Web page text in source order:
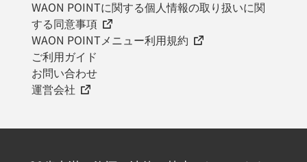
WAON POINTに関する個人情報の取り扱いに関
する同意事項
WAON POINTメニュー利用規約
ご利用ガイド
お問い合わせ
運営会社